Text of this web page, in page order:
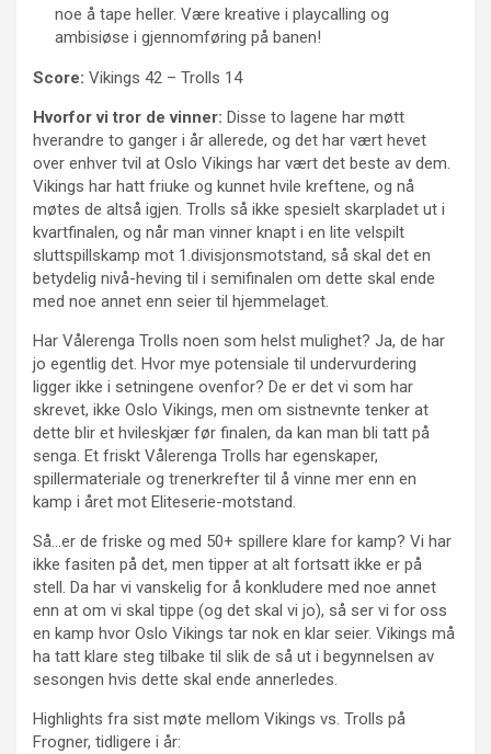
noe å tape heller. Være kreative i playcalling og
ambisiøse i gjennomføring på banen!
Score: Vikings 42 – Trolls 14
Hvorfor vi tror de vinner: Disse to lagene har møtt
hverandre to ganger i år allerede, og det har vært hevet
over enhver tvil at Oslo Vikings har vært det beste av dem.
Vikings har hatt friuke og kunnet hvile kreftene, og nå
møtes de altså igjen. Trolls så ikke spesielt skarpladet ut i
kvartfinalen, og når man vinner knapt i en lite velspilt
sluttspillskamp mot 1.divisjonsmotstand, så skal det en
betydelig nivå-heving til i semifinalen om dette skal ende
med noe annet enn seier til hjemmelaget.
Har Vålerenga Trolls noen som helst mulighet? Ja, de har
jo egentlig det. Hvor mye potensiale til undervurdering
ligger ikke i setningene ovenfor? De er det vi som har
skrevet, ikke Oslo Vikings, men om sistnevnte tenker at
dette blir et hvileskjær før finalen, da kan man bli tatt på
senga. Et friskt Vålerenga Trolls har egenskaper,
spillermateriale og trenerkrefter til å vinne mer enn en
kamp i året mot Eliteserie-motstand.
Så…er de friske og med 50+ spillere klare for kamp? Vi har
ikke fasiten på det, men tipper at alt fortsatt ikke er på
stell. Da har vi vanskelig for å konkludere med noe annet
enn at om vi skal tippe (og det skal vi jo), så ser vi for oss
en kamp hvor Oslo Vikings tar nok en klar seier. Vikings må
ha tatt klare steg tilbake til slik de så ut i begynnelsen av
sesongen hvis dette skal ende annerledes.
Highlights fra sist møte mellom Vikings vs. Trolls på
Frogner, tidligere i år: